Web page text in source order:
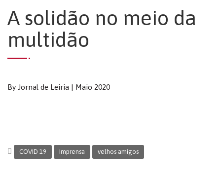
A solidão no meio da
multidão
By Jornal de Leiria | Maio 2020
COVID 19 Imprensa velhos amigos